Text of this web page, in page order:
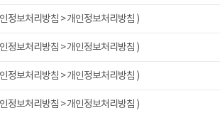
정보처리방침 > 개인정보처리방침 )
정보처리방침 > 개인정보처리방침 )
정보처리방침 > 개인정보처리방침 )
정보처리방침 > 개인정보처리방침 )